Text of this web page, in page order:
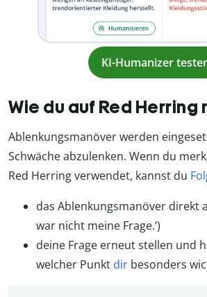
KI-Humanizer
Wie du auf Red Herring
Ablenkungsmanöver werden
Schwäche abzulenken. Wenn du
Red Herring verwendet, kannst du
das Ablenkungsmanöver direkt
war nicht meine Frage.‘)
deine Frage erneut stellen und
welcher Punkt dir besonders